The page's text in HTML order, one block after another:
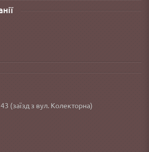
(заїзд з вул. Колекторна)